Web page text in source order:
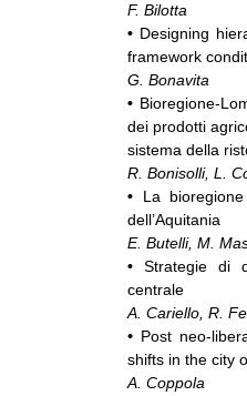
F. Bilotta
• Designing
framework
G. Bonavita
• Bioregione-
dei prodotti
sistema della
R. Bonisolli, L.
• La
dell’Aquitania
E. Butelli, M.
• Strategie di
centrale
A. Cariello, R.
• Post neo-
shifts in the city
A. Coppola